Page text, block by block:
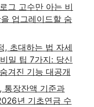
그 고수만 아는 비
업그레이드할 숨
, 초대하는 법 자세
밀 팁 7가지: 당신
겨진 기능 대공개
통장잔액 기준과
년 기초연금 수